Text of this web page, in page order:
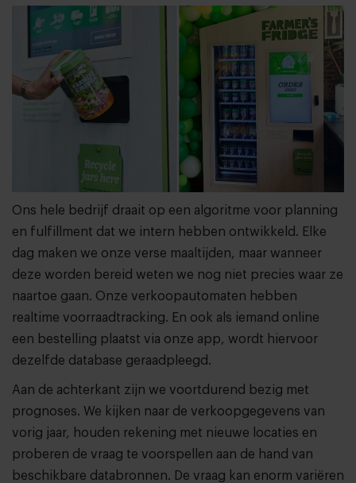
Ons hele bedrijf draait op een algoritme voor planning
en fulfillment dat we intern hebben ontwikkeld. Elke
dag maken we onze verse maaltijden, maar wanneer
deze worden bereid weten we nog niet precies waar ze
naartoe gaan. Onze verkoopautomaten hebben
realtime voorraadtracking. En ook als iemand online
een bestelling plaatst via onze app, wordt hiervoor
dezelfde database geraadpleegd.
Aan de achterkant zijn we voortdurend bezig met
prognoses. We kijken naar de verkoopgegevens van
vorig jaar, houden rekening met nieuwe locaties en
proberen de vraag te voorspellen aan de hand van
beschikbare databronnen. De vraag kan enorm variëren